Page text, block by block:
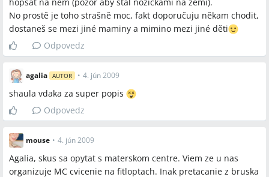
No prostě je toho strašně moc, fakt doporučuju někam chodit,
dostaneš se mezi jiné maminy a mimino mezi jiné děti
Odpovedz
agalia AUTOR • 4. jún 2009
shaula vdaka za super popis
Odpovedz
mouse • 4. jún 2009
Agalia, skus sa opytat s materskom centre. Viem ze u nas
organizuje MC cvicenie na fitloptach. Inak pretacanie z bruska